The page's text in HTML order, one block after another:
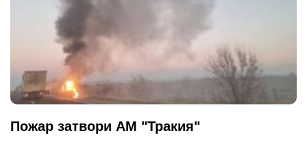
Пожар затвори АМ "Тракия"